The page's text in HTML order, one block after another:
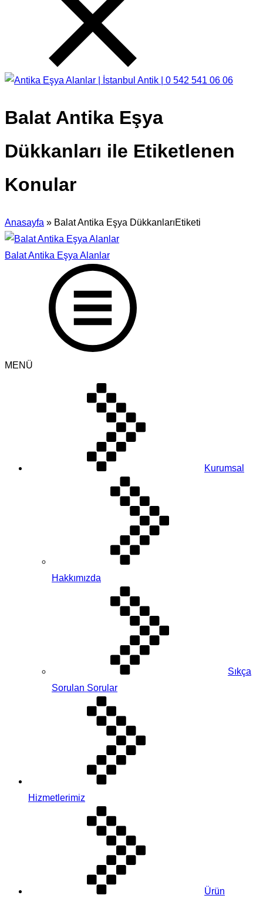
Balat Antika Eşya
Dükkanları ile Etiketlenen
Konular
Anasayfa » Balat Antika Eşya DükkanlarıEtiketi
Balat Antika Eşya Alanlar
MENÜ
Kurumsal
Hakkımızda
Sıkça
Sorulan Sorular
Hizmetlerimiz
Ürün